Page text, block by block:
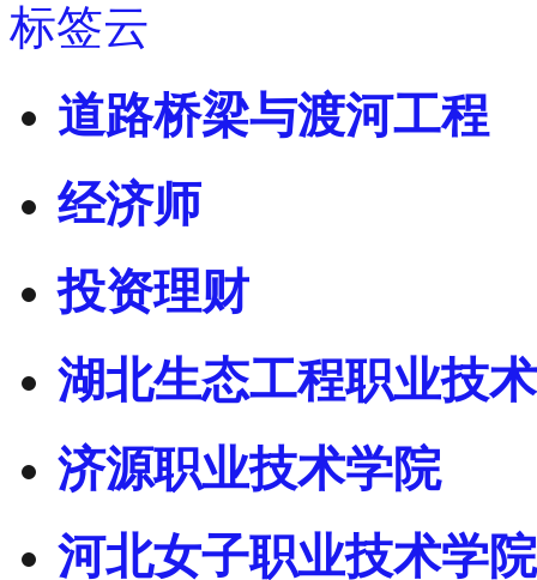
标签云
道路桥梁与渡河工程
经济师
投资理财
湖北生态工程职业技
济源职业技术学院
河北女子职业技术学院